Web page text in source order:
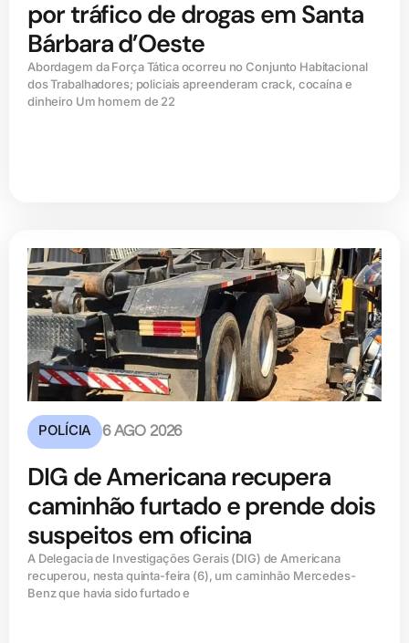
por tráfico de drogas em Santa
Bárbara d’Oeste
Abordagem da Força Tática ocorreu no Conjunto Habitacional
dos Trabalhadores; policiais apreenderam crack, cocaína e
dinheiro Um homem de 22
POLÍCIA 6 AGO 2026
DIG de Americana recupera
caminhão furtado e prende dois
suspeitos em oficina
A Delegacia de Investigações Gerais (DIG) de Americana
recuperou, nesta quinta-feira (6), um caminhão Mercedes-
Benz que havia sido furtado e